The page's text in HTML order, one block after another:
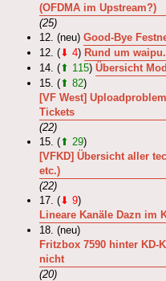
(OFDMA im Upstream?)
(25)
12. (neu) Good-Bye
12. (⬇ 4) Rund um
14. (⬆ 115) Übersicht
15. (⬆ 82)
[VF West]
Tickets
(22)
15. (⬆ 29)
[VFKD] Übersicht aller
etc.)
(22)
17. (⬇ 9)
Lineare Kanäle Dazn im
18. (neu)
Fritzbox 7590 hinter KD-
nicht
(20)